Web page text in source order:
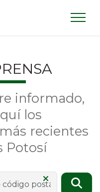
informado,
los
recientes
Potosí